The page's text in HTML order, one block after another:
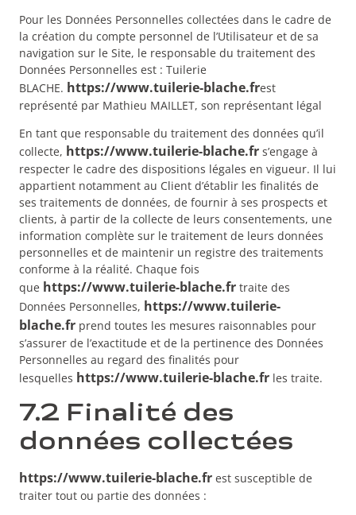
Pour les Données Personnelles collectées dans le cadre de
la création du compte personnel de l’Utilisateur et de sa
navigation sur le Site, le responsable du traitement des
Données Personnelles est : Tuilerie
BLACHE. https://www.tuilerie-blache.frest
représenté par Mathieu MAILLET, son représentant légal
En tant que responsable du traitement des données qu’il
collecte, https://www.tuilerie-blache.fr s’engage à
respecter le cadre des dispositions légales en vigueur. Il lui
appartient notamment au Client d’établir les finalités de
ses traitements de données, de fournir à ses prospects et
clients, à partir de la collecte de leurs consentements, une
information complète sur le traitement de leurs données
personnelles et de maintenir un registre des traitements
conforme à la réalité. Chaque fois
que https://www.tuilerie-blache.fr traite des
Données Personnelles, https://www.tuilerie-
blache.fr prend toutes les mesures raisonnables pour
s’assurer de l’exactitude et de la pertinence des Données
Personnelles au regard des finalités pour
lesquelles https://www.tuilerie-blache.fr les traite.
7.2 Finalité des
données collectées
https://www.tuilerie-blache.fr est susceptible de
traiter tout ou partie des données :